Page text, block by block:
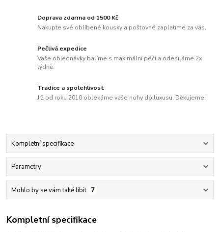
Doprava zdarma od 1500 Kč
Nakupte své oblíbené kousky a poštovné zaplatíme za vás.
Pečlivá expedice
Vaše objednávky balíme s maximální péčí a odesíláme 2x
týdně.
Tradice a spolehlivost
Již od roku 2010 oblékáme vaše nohy do luxusu. Děkujeme!
Kompletní specifikace
Parametry
Mohlo by se vám také líbit 7
Kompletní specifikace